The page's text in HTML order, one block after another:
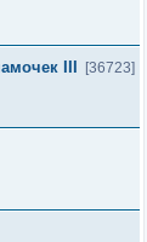
III
[36723]